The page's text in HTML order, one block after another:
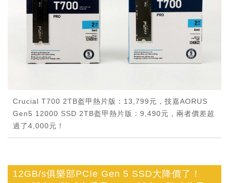
Crucial T700 2TB盔甲熱片版：13,799元，技嘉AORUS
Gen5 12000 SSD 2TB盔甲熱片版：9,490元，兩者價差超
過了4,000元！
12GB/s俱樂部PCIe Gen 5 SSD大降價了！